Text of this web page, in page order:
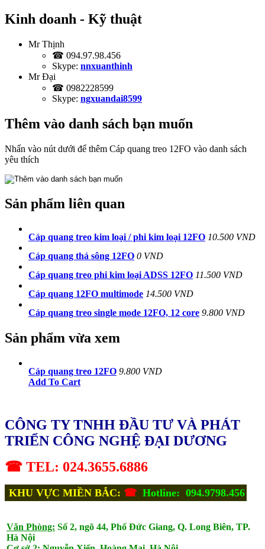
Kinh doanh - Kỹ thuật
Mr Thịnh
☎ 094.97.98.456
Skype: nnxuanthinh
Mr Đại
☎ 0982228599
Skype: ngxuandai8599
Thêm vào danh sách bạn muốn
Nhấn vào nút dưới để thêm Cáp quang treo 12FO vào danh sách
yêu thích
Sản phẩm liên quan
Cáp quang treo kim loại / phi kim loại 12FO 10.500 VND
Cáp quang thả sông 12FO 0 VND
Cáp quang treo phi kim loại ADSS 12FO 11.500 VND
Cáp quang 12FO multimode 14.500 VND
Cáp quang treo single mode 12FO, 12 core 9.800 VND
Sản phẩm vừa xem
Cáp quang treo 12FO 9.800 VND
Add To Cart
CÔNG TY TNHH ĐẦU TƯ VÀ PHÁT
TRIỂN CÔNG NGHỆ ĐẠI DƯƠNG
☎ TEL: 024.3655.6886
KHU VỰC MIỀN BẮC: ☎ Hotline: 094.9798.456
Văn Phòng: Số 2, ngõ 44, Phố Đức Giang, Q. Long Biên, TP.
Hà Nội